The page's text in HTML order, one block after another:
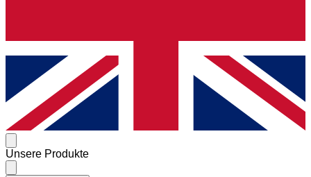
Unsere Produkte